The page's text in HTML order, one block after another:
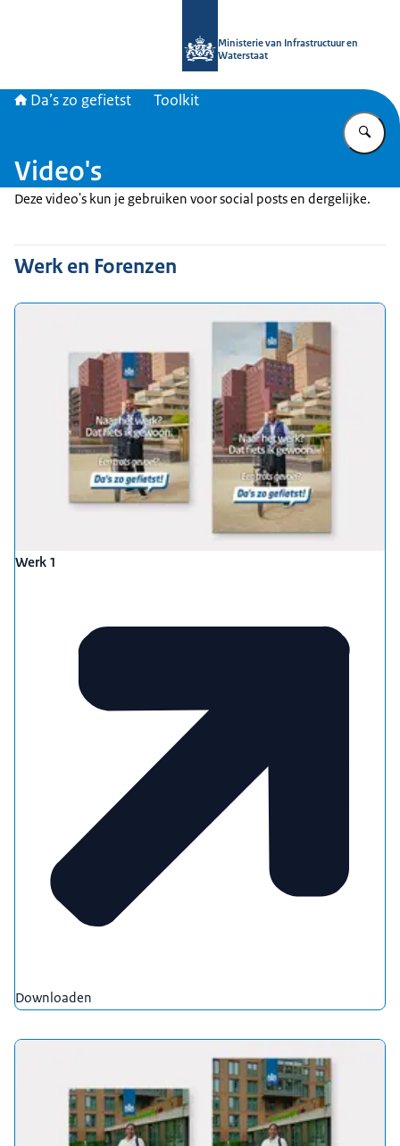
Ministerie van Infrastructuur en
Waterstaat
Da’s zo gefietst Toolkit
Video's
Deze video's kun je gebruiken voor social posts en dergelijke.
Werk en Forenzen
Werk 1
Downloaden